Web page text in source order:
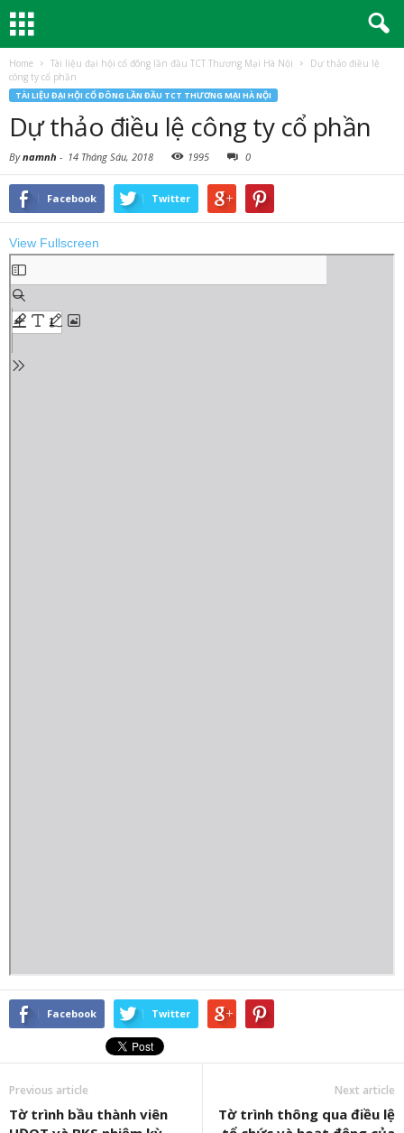
Home Tài liệu đại hội cổ đông lần đầu TCT Thương Mại Hà Nội
Dự thảo điều lệ
công ty cổ phần
TÀI LIỆU ĐẠI HỘI CỔ ĐÔNG LẦN ĐẦU TCT THƯƠNG MẠI HÀ NỘI
Dự thảo điều lệ công ty cổ phần
Bynamnh - 14 Tháng Sáu, 2018 1995 0
Facebook Twitter
View Fullscreen
Facebook Twitter
Previous article
Tờ trình bầu thành viên
Next article
Tờ trình thông qua điều lệ